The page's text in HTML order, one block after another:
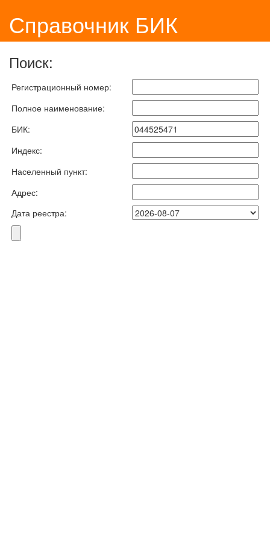
Справочник БИК
Поиск:
Регистрационный номер:
Полное наименование:
БИК:
Индекс:
Населенный пункт:
Адрес:
Дата реестра: